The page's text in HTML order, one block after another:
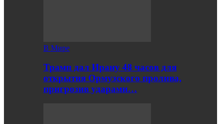
В Мире
Трамп дал Ирану 48 часов для
открытия Ормузского пролива,
пригрозив ударами…